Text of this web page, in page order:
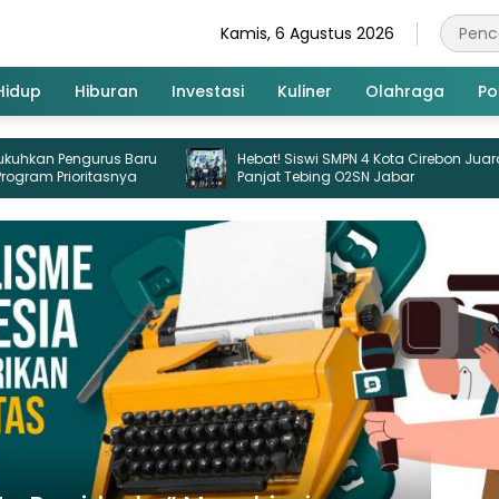
Kamis, 6 Agustus 2026
Hiburan Investasi Kuliner Olahraga
Baru
Hebat! Siswi SMPN 4 Kota Cirebon Juara 3
Panjat Tebing O2SN Jabar
FK